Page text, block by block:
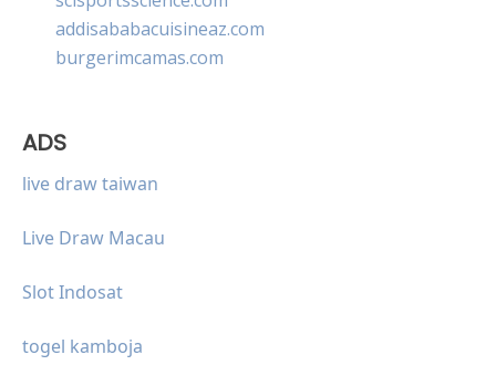
addisababacuisineaz.com
burgerimcamas.com
ADS
live draw taiwan
Live Draw Macau
Slot Indosat
togel kamboja